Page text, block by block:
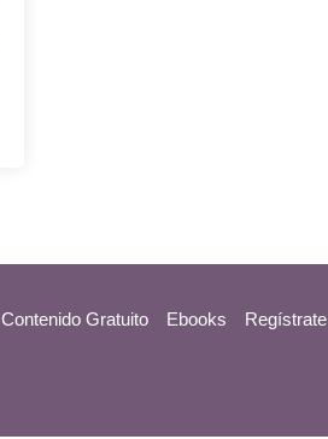
Contenido Gratuito Ebooks Regístrate